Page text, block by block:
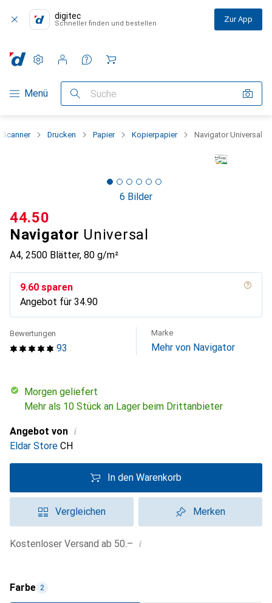
digitec
Schneller finden und bestellen Zur App
Navigation nach Kategorien
Menü Suche
Einstellungen
Kundenkonto
Vergleichslisten
Merklisten
Warenkorb
Drucken Papier Kopierpapier Navigator Universal
6 Bilder
Navigator Universal
A4, 2500 Blätter, 80 g/m²
CHF
44.50
CHF
9.60 sparen
Angebot für CHF
34.90
93
Bewertungen Marke
Mehr von Navigator
morgen geliefert
Mehr als 10 Stück an Lager beim Drittanbieter
Angebot von i
Eldar Store CH
In den Warenkorb
Vergleichen Merken
Kostenloser Versand ab 50.– i
Farbe 2